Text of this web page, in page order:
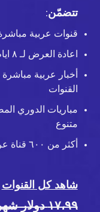
تتضمّن:
قنوات عربية
اعادة العرض لـ ٨ ايام لتشاهد كل ما فاتك
أخبار عربية مباشرة
القنوات
مباريات الدوري
متنوع
أكثر من ٦٠٠ قناة عربية وأمريكية مجانية
شاهد كل القنوات
١٧،٩٩ دولار شهرياً